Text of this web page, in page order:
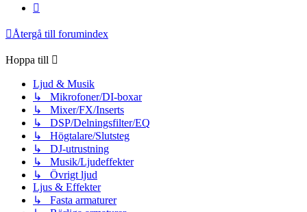
Återgå till forumindex
Hoppa till
Ljud & Musik
↳ Mikrofoner/DI-boxar
↳ Mixer/FX/Inserts
↳ DSP/Delningsfilter/EQ
↳ Högtalare/Slutsteg
↳ DJ-utrustning
↳ Musik/Ljudeffekter
↳ Övrigt ljud
Ljus & Effekter
↳ Fasta armaturer